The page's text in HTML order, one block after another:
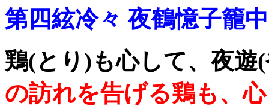
第四絃冷々 夜鶴憶子籠
鶏(とり)も心して、夜
の訪れを告げる鶏も、